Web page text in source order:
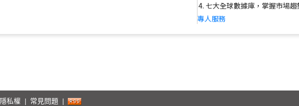
七大全球數據庫，掌握市場趨
專人服務
隱私權 常見問題